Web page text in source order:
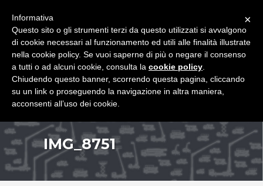
IMG_8751
×
Informativa
Questo sito o gli strumenti terzi da questo utilizzati si avvalgono
di cookie necessari al funzionamento ed utili alle finalità illustrate
nella cookie policy. Se vuoi saperne di più o negare il consenso
a tutti o ad alcuni cookie, consulta la cookie policy
Chiudendo questo banner, scorrendo questa pagina, cliccando
su un link o proseguendo la navigazione in altra maniera,
acconsenti all’uso dei cookie.